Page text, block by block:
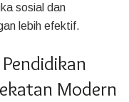
sosial dan
lebih efektif.
Modern